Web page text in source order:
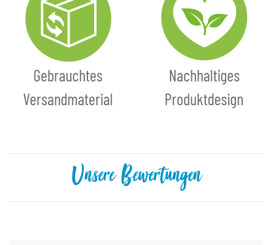
Gebrauchtes
Versandmaterial
Nachhaltiges
Produktdesign
Unsere Bewertungen